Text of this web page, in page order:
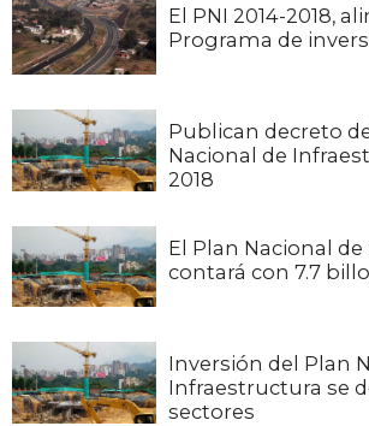
El PNI 2014-2018,
Programa de
Publican decreto
Nacional de
2018
El Plan Nacional
contará con 7.7
Inversión del Plan
Infraestructura se
sectores